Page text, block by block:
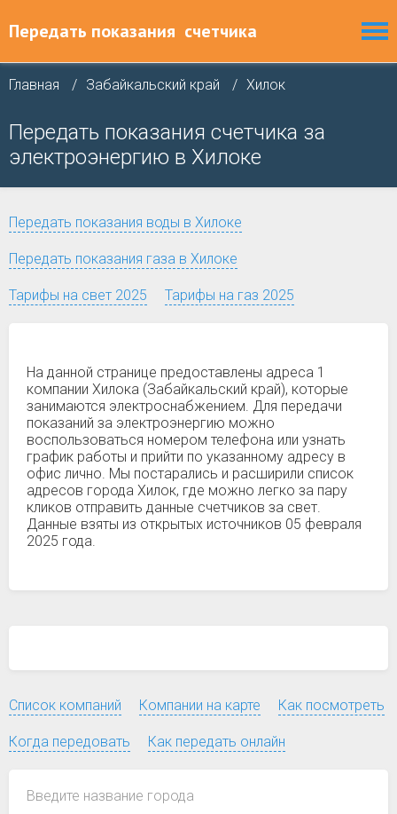
Передать показания счетчика
Главная Забайкальский край Хилок
Передать показания счетчика за
электроэнергию в Хилоке
Передать показания воды в Хилоке
Передать показания газа в Хилоке
Тарифы на свет 2025 Тарифы на газ 2025
На данной странице предоставлены адреса 1
компании Хилока (Забайкальский край), которые
занимаются электроснабжением. Для передачи
показаний за электроэнергию можно
воспользоваться номером телефона или узнать
график работы и прийти по указанному адресу в
офис лично. Мы постарались и расширили список
адресов города Хилок, где можно легко за пару
кликов отправить данные счетчиков за свет.
Данные взяты из открытых источников 05 февраля
2025 года.
Список компаний Компании на карте Как посмотреть
Когда передовать Как передать онлайн
Введите название города